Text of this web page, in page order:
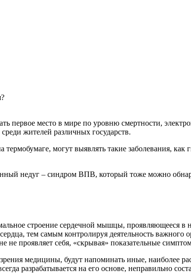
первое место в мире по уровню смертности,
жителей различных государств.
могут выявлять такие заболевания, как
недуг – синдром ВПВ, который тоже можно
строение сердечной мышцы, проявляющееся
тем самым контролируя деятельность
не проявляет себя, «скрывая» показательные
медицины, будут напоминать иные, наиболее
разрабатывается на его основе, неправильно